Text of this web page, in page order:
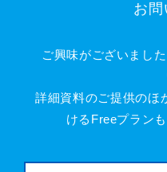
お
ご興味がございまし
詳細資料のご提供のほ
けるFreeプラン